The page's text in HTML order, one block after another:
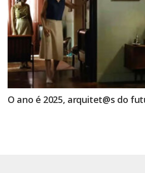
O ano é 2025, arquitet@s do